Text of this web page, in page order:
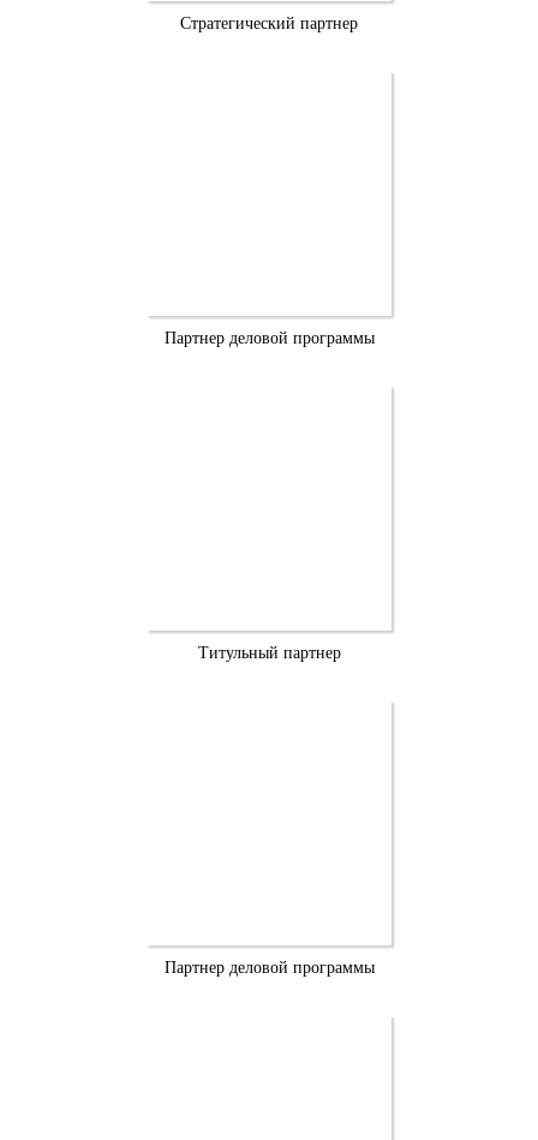
Стратегический партнер
Партнер деловой программы
Титульный партнер
Партнер деловой программы